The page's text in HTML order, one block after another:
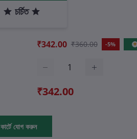
চর্চিত
₹342.00 ₹360.00 -5%
₹342.00
কার্টে যোগ করুন